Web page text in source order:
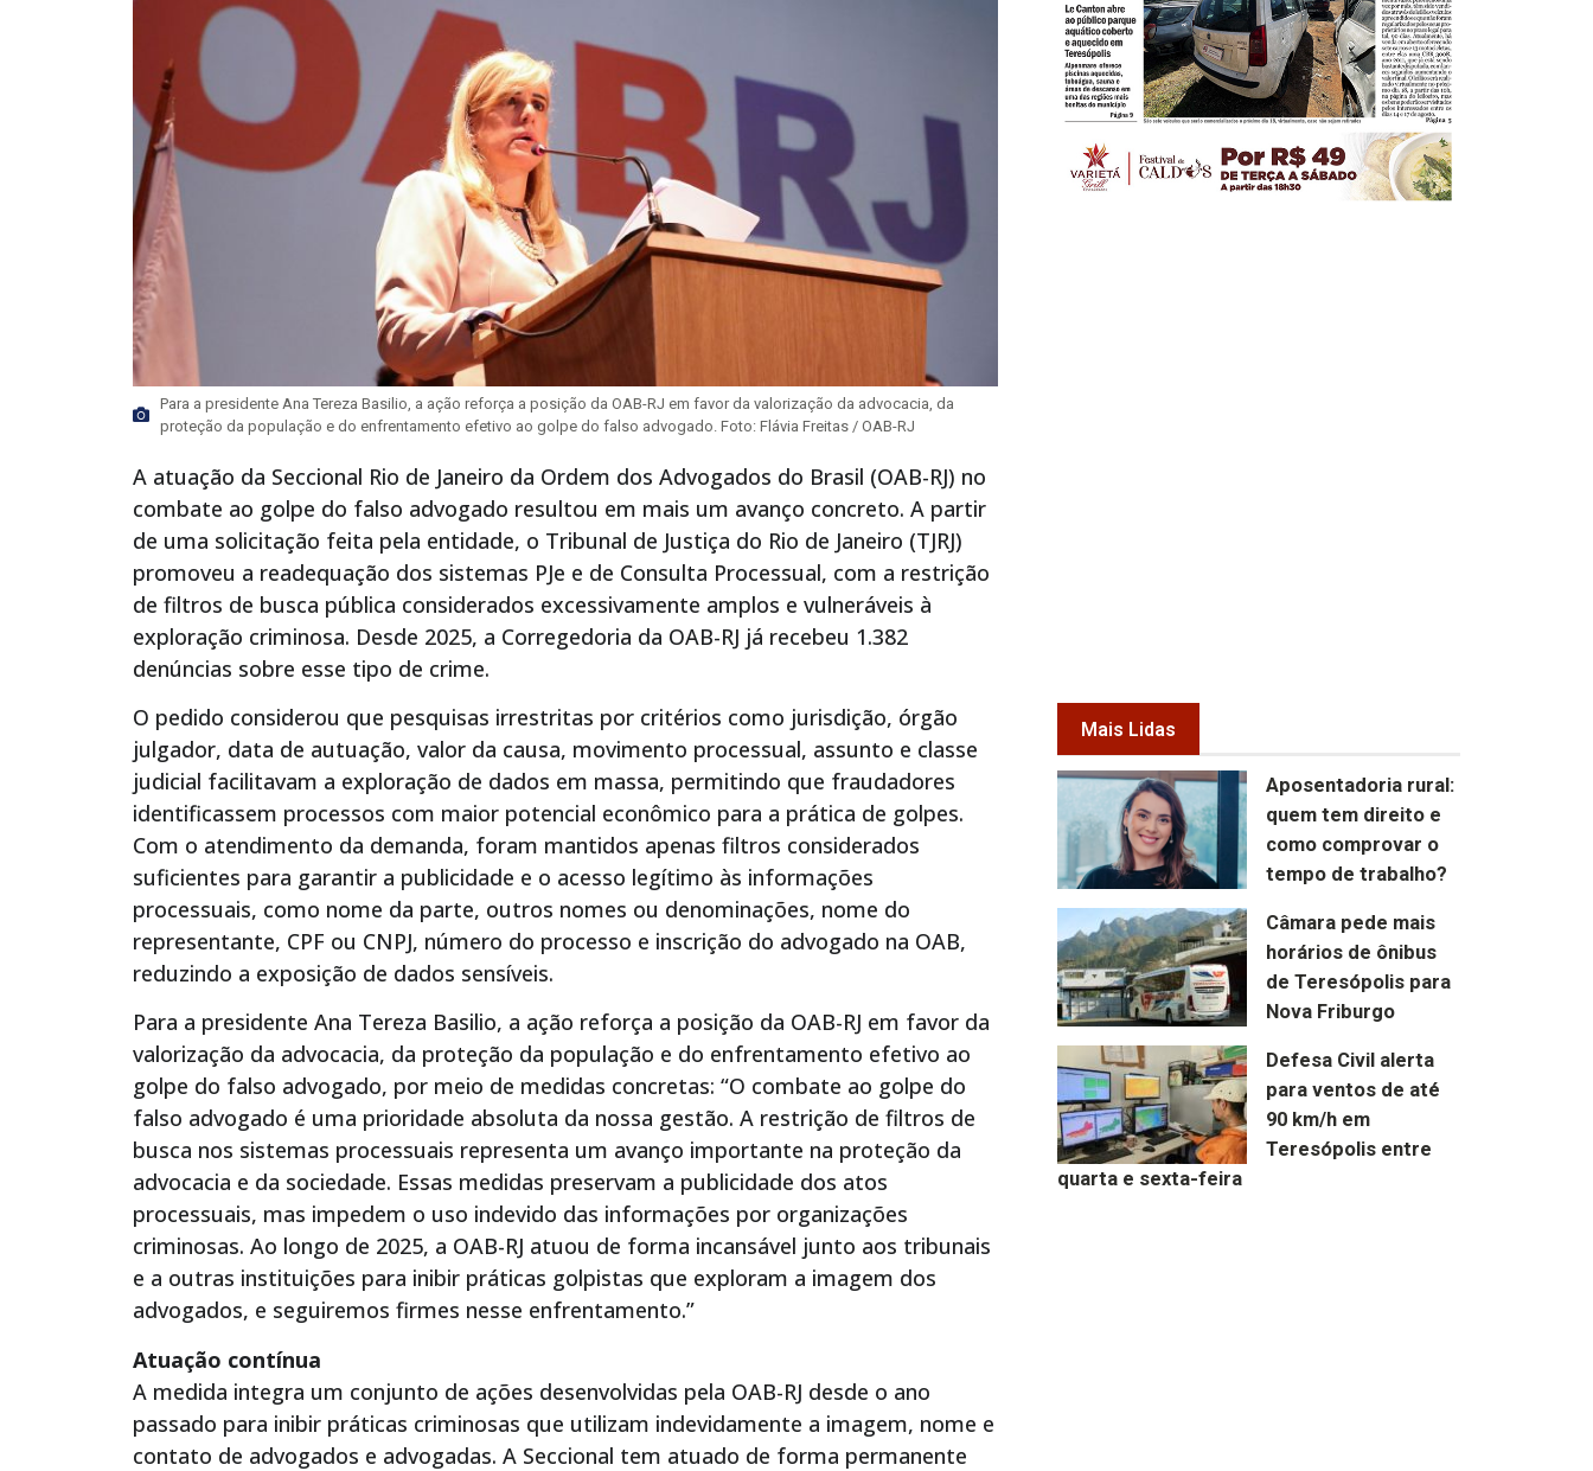
Para a presidente Ana Tereza Basilio, a ação reforça a posição da OAB-RJ em favor da valorização da advocacia, da
proteção da população e do enfrentamento efetivo ao golpe do falso advogado. Foto: Flávia Freitas / OAB-RJ
A atuação da Seccional Rio de Janeiro da Ordem dos Advogados do Brasil (OAB-RJ) no
combate ao golpe do falso advogado resultou em mais um avanço concreto. A partir
de uma solicitação feita pela entidade, o Tribunal de Justiça do Rio de Janeiro (TJRJ)
promoveu a readequação dos sistemas PJe e de Consulta Processual, com a restrição
de filtros de busca pública considerados excessivamente amplos e vulneráveis à
exploração criminosa. Desde 2025, a Corregedoria da OAB-RJ já recebeu 1.382
denúncias sobre esse tipo de crime.
O pedido considerou que pesquisas irrestritas por critérios como jurisdição, órgão
julgador, data de autuação, valor da causa, movimento processual, assunto e classe
judicial facilitavam a exploração de dados em massa, permitindo que fraudadores
identificassem processos com maior potencial econômico para a prática de golpes.
Com o atendimento da demanda, foram mantidos apenas filtros considerados
suficientes para garantir a publicidade e o acesso legítimo às informações
processuais, como nome da parte, outros nomes ou denominações, nome do
representante, CPF ou CNPJ, número do processo e inscrição do advogado na OAB,
reduzindo a exposição de dados sensíveis.
Para a presidente Ana Tereza Basilio, a ação reforça a posição da OAB-RJ em favor da
valorização da advocacia, da proteção da população e do enfrentamento efetivo ao
golpe do falso advogado, por meio de medidas concretas: “O combate ao golpe do
falso advogado é uma prioridade absoluta da nossa gestão. A restrição de filtros de
busca nos sistemas processuais representa um avanço importante na proteção da
advocacia e da sociedade. Essas medidas preservam a publicidade dos atos
processuais, mas impedem o uso indevido das informações por organizações
criminosas. Ao longo de 2025, a OAB-RJ atuou de forma incansável junto aos tribunais
e a outras instituições para inibir práticas golpistas que exploram a imagem dos
advogados, e seguiremos firmes nesse enfrentamento.”
Atuação contínua
A medida integra um conjunto de ações desenvolvidas pela OAB-RJ desde o ano
passado para inibir práticas criminosas que utilizam indevidamente a imagem, nome e
contato de advogados e advogadas. A Seccional tem atuado de forma permanente
Mais Lidas
Aposentadoria rural:
quem tem direito e
como comprovar o
tempo de trabalho?
Câmara pede mais
horários de ônibus
de Teresópolis para
Nova Friburgo
Defesa Civil alerta
para ventos de até
90 km/h em
Teresópolis entre
quarta e sexta-feira